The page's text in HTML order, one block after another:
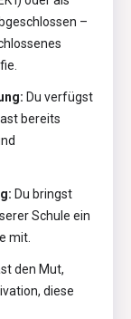
–
Du verfügst
bereits
Du bringst
Schule ein
mit.
den Mut,
diese